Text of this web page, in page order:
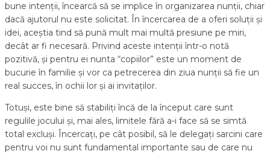
bune intenții, încearcă să se implice în organizarea nunții, chiar
dacă ajutorul nu este solicitat. În încercarea de a oferi soluții și
idei, aceștia tind să pună mult mai multă presiune pe miri,
decât ar fi necesară. Privind aceste intenții într-o notă
pozitivă, și pentru ei nunta “copiilor” este un moment de
bucurie în familie și vor ca petrecerea din ziua nunții să fie un
real succes, în ochii lor și ai invitaților.
Totuși, este bine să stabiliți încă de la început care sunt
regulile jocului și, mai ales, limitele fără a-i face să se simtă
total excluși. Încercați, pe cât posibil, să le delegați sarcini care
pentru voi nu sunt fundamental importante sau de care nu